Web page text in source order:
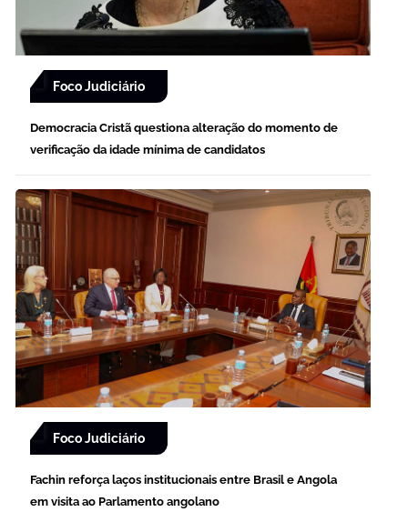
Foco Judiciário
Democracia Cristã questiona alteração do momento de
verificação da idade mínima de candidatos
Foco Judiciário
Fachin reforça laços institucionais entre Brasil e Angola
em visita ao Parlamento angolano